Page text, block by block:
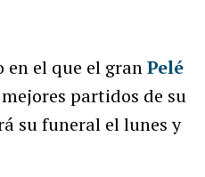
en el que el granPelé
partidos de su
su funeral el lunes y